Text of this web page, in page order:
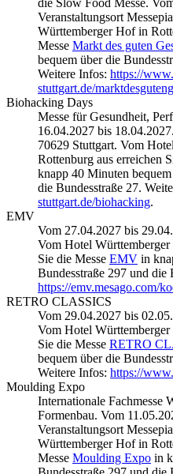
die Slow Food Messe.
Veranstaltungsort
Württemberger Hof in
Messe Markt des guten
bequem über die
Weitere Infos: https://
stuttgart.de/
Biohacking Days
Messe für Gesundheit,
16.04.2027 bis
70629 Stuttgart. Vom
Rottenburg aus erreichen
knapp 40 Minuten
die Bundesstraße 27.
stuttgart.de/biohacking.
EMV
Vom 27.04.2027 bis
Vom Hotel
Sie die Messe EMV in
Bundesstraße 297 und die
https://emv.mesago.com/
RETRO CLASSICS
Vom 29.04.2027 bis
Vom Hotel
Sie die Messe RETRO
bequem über die
Weitere Infos: https://
Moulding Expo
Internationale Fachmesse
Formenbau. Vom
Veranstaltungsort
Württemberger Hof in
Messe Moulding Expo in